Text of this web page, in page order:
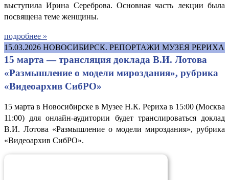
выступила Ирина Сереброва. Основная часть лекции была
посвящена теме женщины.
подробнее »
15.03.2026 НОВОСИБИРСК. РЕПОРТАЖИ МУЗЕЯ РЕРИХА
15 марта — трансляция доклада В.И. Лотова
«Размышление о модели мироздания», рубрика
«Видеоархив СибРО»
15 марта в Новосибирске в Музее Н.К. Рериха в 15:00 (Москва
11:00) для онлайн-аудитории будет транслироваться доклад
В.И. Лотова «Размышление о модели мироздания», рубрика
«Видеоархив СибРО».